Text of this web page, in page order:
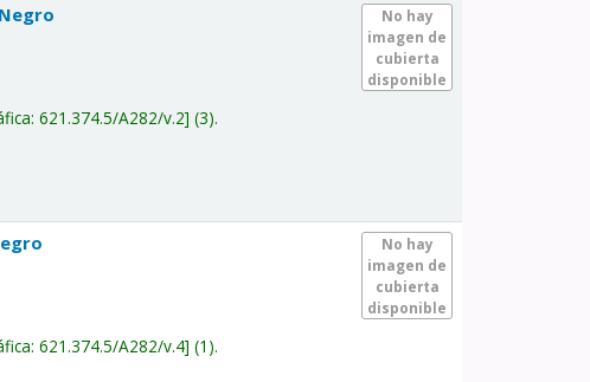
No hay
imagen de
cubierta
disponible
621.374.5/A282/v.2 (3).
No hay
imagen de
cubierta
disponible
621.374.5/A282/v.4 (1).